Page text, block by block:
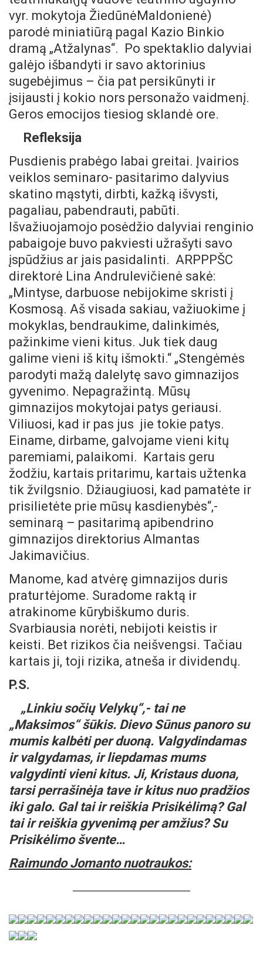
vyr. mokytoja ŽiedūnėMaldonienė)
parodė miniatiūrą pagal Kazio Binkio
dramą „Atžalynas“. Po spektaklio dalyviai
galėjo išbandyti ir savo aktorinius
sugebėjimus – čia pat persikūnyti ir
įsijausti į kokio nors personažo vaidmenį.
Geros emocijos tiesiog sklandė ore.
Refleksija
Pusdienis prabėgo labai greitai. Įvairios
veiklos seminaro- pasitarimo dalyvius
skatino mąstyti, dirbti, kažką išvysti,
pagaliau, pabendrauti, pabūti.
Išvažiuojamojo posėdžio dalyviai renginio
pabaigoje buvo pakviesti užrašyti savo
įspūdžius ar jais pasidalinti. ARPPPŠC
direktorė Lina Andrulevičienė sakė:
„Mintyse, darbuose nebijokime skristi į
Kosmosą. Aš visada sakiau, važiuokime į
mokyklas, bendraukime, dalinkimės,
pažinkime vieni kitus. Juk tiek daug
galime vieni iš kitų išmokti.“ „Stengėmės
parodyti mažą dalelytę savo gimnazijos
gyvenimo. Nepagražintą. Mūsų
gimnazijos mokytojai patys geriausi.
Viliuosi, kad ir pas jus jie tokie patys.
Einame, dirbame, galvojame vieni kitų
paremiami, palaikomi. Kartais geru
žodžiu, kartais pritarimu, kartais užtenka
tik žvilgsnio. Džiaugiuosi, kad pamatėte ir
prisilietėte prie mūsų kasdienybės“,-
seminarą – pasitarimą apibendrino
gimnazijos direktorius Almantas
Jakimavičius.
Manome, kad atvėrę gimnazijos duris
praturtėjome. Suradome raktą ir
atrakinome kūrybiškumo duris.
Svarbiausia norėti, nebijoti keistis ir
keisti. Bet rizikos čia neišvengsi. Tačiau
kartais ji, toji rizika, atneša ir dividendų.
P.S.
„Linkiu sočių Velykų“,- tai ne
„Maksimos“ šūkis. Dievo Sūnus panoro su
mumis kalbėti per duoną. Valgydindamas
ir valgydamas, ir liepdamas mums
valgydinti vieni kitus. Ji, Kristaus duona,
tarsi perrašinėja tave ir kitus nuo pradžios
iki galo. Gal tai ir reiškia Prisikėlimą? Gal
tai ir reiškia gyvenimą per amžius? Su
Prisikėlimo švente…
Raimundo Jomanto nuotraukos: